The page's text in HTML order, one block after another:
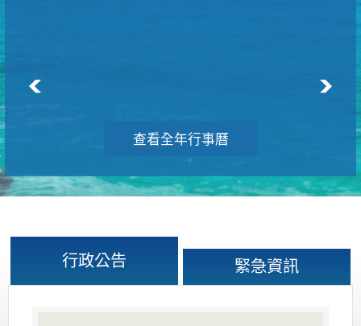
查看全年行事曆
行政公告 緊急資訊